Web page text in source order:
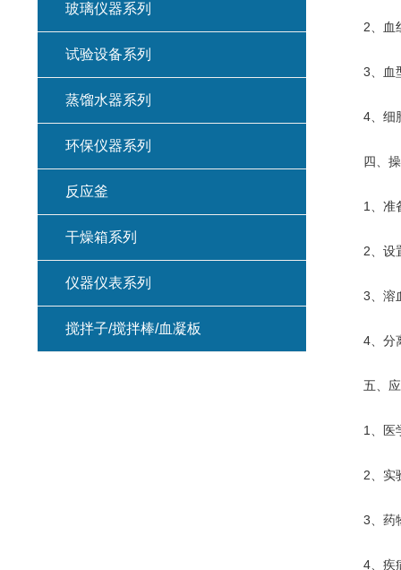
2、血红
3、血型
4、细胞
四、操
1、准备
2、设置
3、溶血
4、分离
五、应
1、医学
2、实验
3、药物
4、疾病
玻璃仪器系列
试验设备系列
蒸馏水器系列
环保仪器系列
反应釜
干燥箱系列
仪器仪表系列
搅拌子/搅拌棒/血凝板